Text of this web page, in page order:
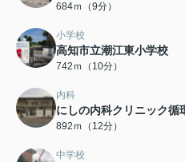
684ｍ（9分）
小学校
高知市立潮江東小学校
742ｍ（10分）
内科
にしの内科クリニック循
892ｍ（12分）
中学校